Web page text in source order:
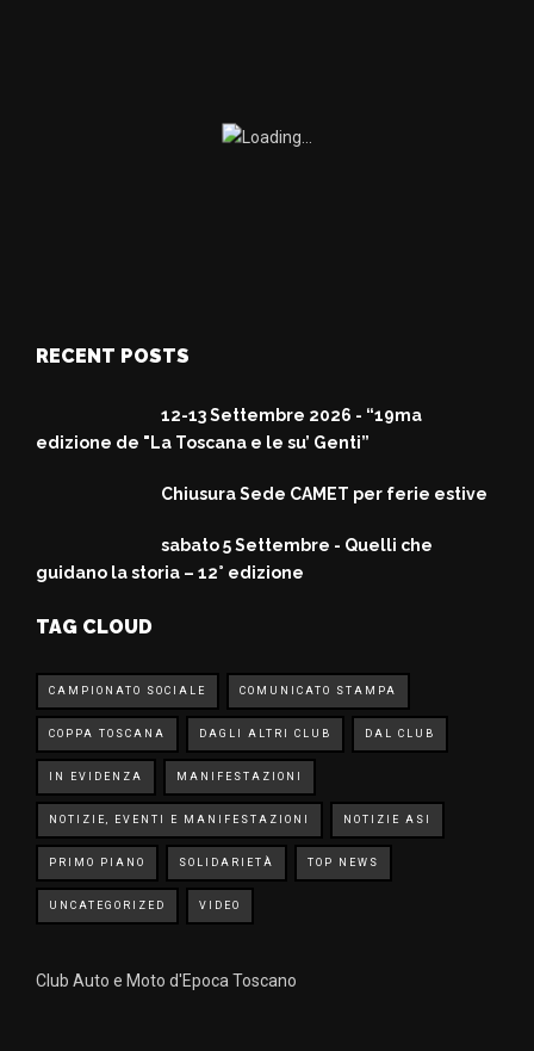
RECENT POSTS
12-13 Settembre 2026 - “19ma
edizione de "La Toscana e le su’ Genti”
Chiusura Sede CAMET per ferie estive
sabato 5 Settembre - Quelli che
guidano la storia – 12° edizione
TAG CLOUD
CAMPIONATO SOCIALE COMUNICATO STAMPA
COPPA TOSCANA DAGLI ALTRI CLUB DAL CLUB
IN EVIDENZA MANIFESTAZIONI
NOTIZIE, EVENTI E MANIFESTAZIONI NOTIZIE ASI
PRIMO PIANO SOLIDARIETÀ TOP NEWS
UNCATEGORIZED VIDEO
Club Auto e Moto d'Epoca Toscano